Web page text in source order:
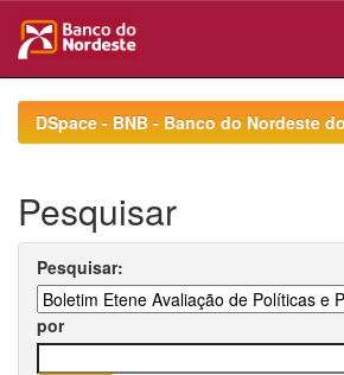
navigationDSpace - BNB - Banco do Nordeste
Pesquisar
Pesquisar:
por